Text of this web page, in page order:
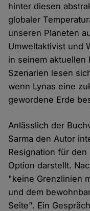
hinter diesen
globaler
unseren Planeten
Umweltaktivist und
in seinem aktuellen
Szenarien lesen
wenn Lynas eine
gewordene Erde
Anlässlich der
Sarma den Autor
Resignation für
Option darstellt.
"keine Grenzlinien
und dem
Seite". Ein